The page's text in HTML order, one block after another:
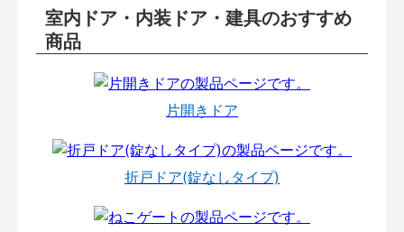
室内ドア・内装ドア・建具のおすすめ
商品
片開きドア
折戸ドア(錠なしタイプ)